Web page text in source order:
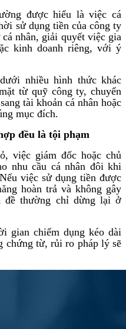
được hiểu là việc cá
sử dụng tiền của công ty
nhân, giải quyết việc gia
kinh doanh riêng, với ý
nhiều hình thức khác
từ quỹ công ty, chuyển
tài khoản cá nhân hoặc
mục đích.
đều là tội phạm
việc giám đốc hoặc chủ
nhu cầu cá nhân đôi khi
việc sử dụng tiền được
hoàn trả và không gây
đề thường chỉ dừng lại ở
gian chiếm dụng kéo dài
chứng từ, rủi ro pháp lý sẽ